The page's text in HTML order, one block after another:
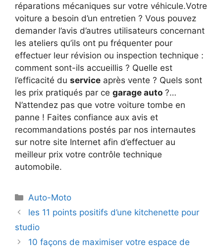
réparations mécaniques sur votre véhicule.Votre
voiture a besoin d’un entretien ? Vous pouvez
demander l’avis d’autres utilisateurs concernant
les ateliers qu’ils ont pu fréquenter pour
effectuer leur révision ou inspection technique :
comment sont-ils accueillis ? Quelle est
l’efficacité du service après vente ? Quels sont
les prix pratiqués par ce garage auto ?…
N’attendez pas que votre voiture tombe en
panne ! Faites confiance aux avis et
recommandations postés par nos internautes
sur notre site Internet afin d’effectuer au
meilleur prix votre contrôle technique
automobile.
Catégories
Auto-Moto
les 11 points positifs d’une kitchenette pour
studio
10 façons de maximiser votre espace de